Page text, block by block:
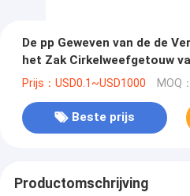
De pp Geweven van de de
het Zak Cirkelweefgetouw
Lichaamspendel Steun van
Prijs：USD0.1~USD1000 MOQ
Beste prijs
Productomschrijving